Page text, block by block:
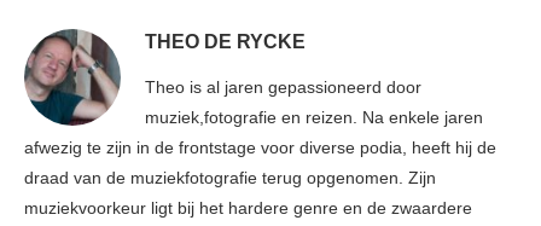
THEO DE RYCKE
Theo is al jaren gepassioneerd door
muziek,fotografie en reizen. Na enkele jaren
afwezig te zijn in de frontstage voor diverse podia, heeft hij de
draad van de muziekfotografie terug opgenomen. Zijn
muziekvoorkeur ligt bij het hardere genre en de zwaardere